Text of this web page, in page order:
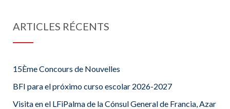
ARTICLES RÉCENTS
15Ème Concours de Nouvelles
BFI para el próximo curso escolar 2026-2027
Visita en el LFiPalma de la Cónsul General de Francia, Azar